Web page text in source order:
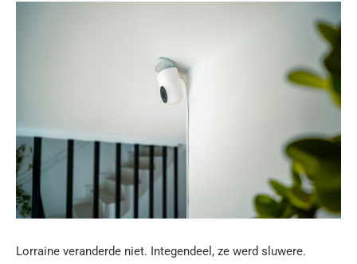
Lorraine veranderde niet. Integendeel, ze werd sluwere.